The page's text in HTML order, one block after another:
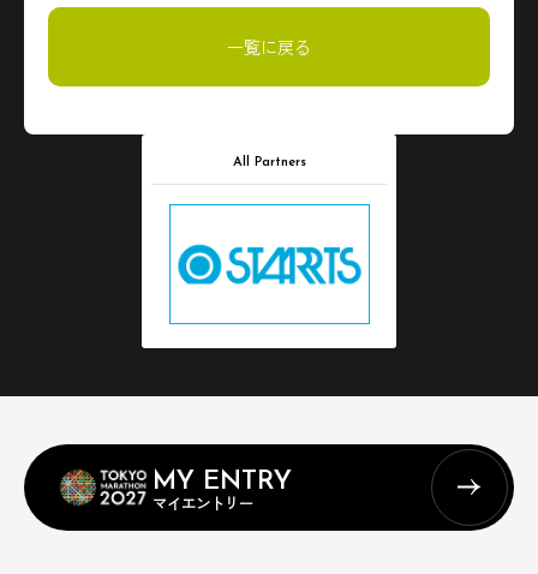
一覧に戻る
All Partners
MY ENTRY
マイエントリー